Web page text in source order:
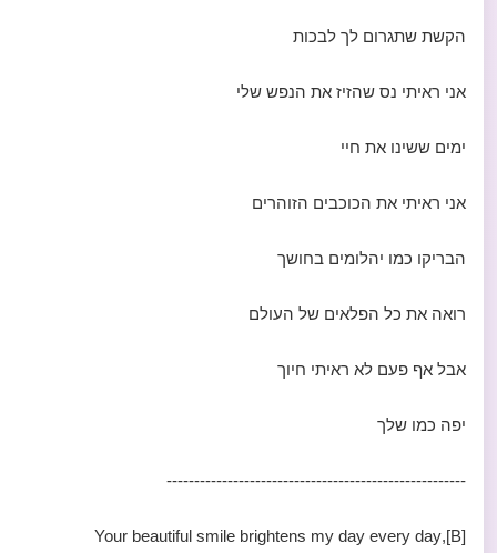
הקשת שתגרום לך לבכות
אני ראיתי נס שהזיז את הנפש שלי
ימים ששינו את חיי
אני ראיתי את הכוכבים הזוהרים
הבריקו כמו יהלומים בחושך
רואה את כל הפלאים של העולם
אבל אף פעם לא ראיתי חיוך
יפה כמו שלך
------------------------------------------------------
[B],Your beautiful smile brightens my day every day